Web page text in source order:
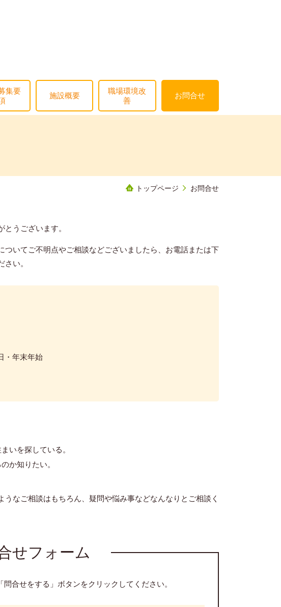
集要
施設概要
職場環境改
善
お問合せ
トップページ お問合せ
うございます。
ついてご不明点やご相談などございましたら、お電話または下
い。
・年末年始
いを探している。
か知りたい。
なご相談はもちろん、疑問や悩み事などなんなりとご相談く
せフォーム
合せをする」ボタンをクリックしてください。